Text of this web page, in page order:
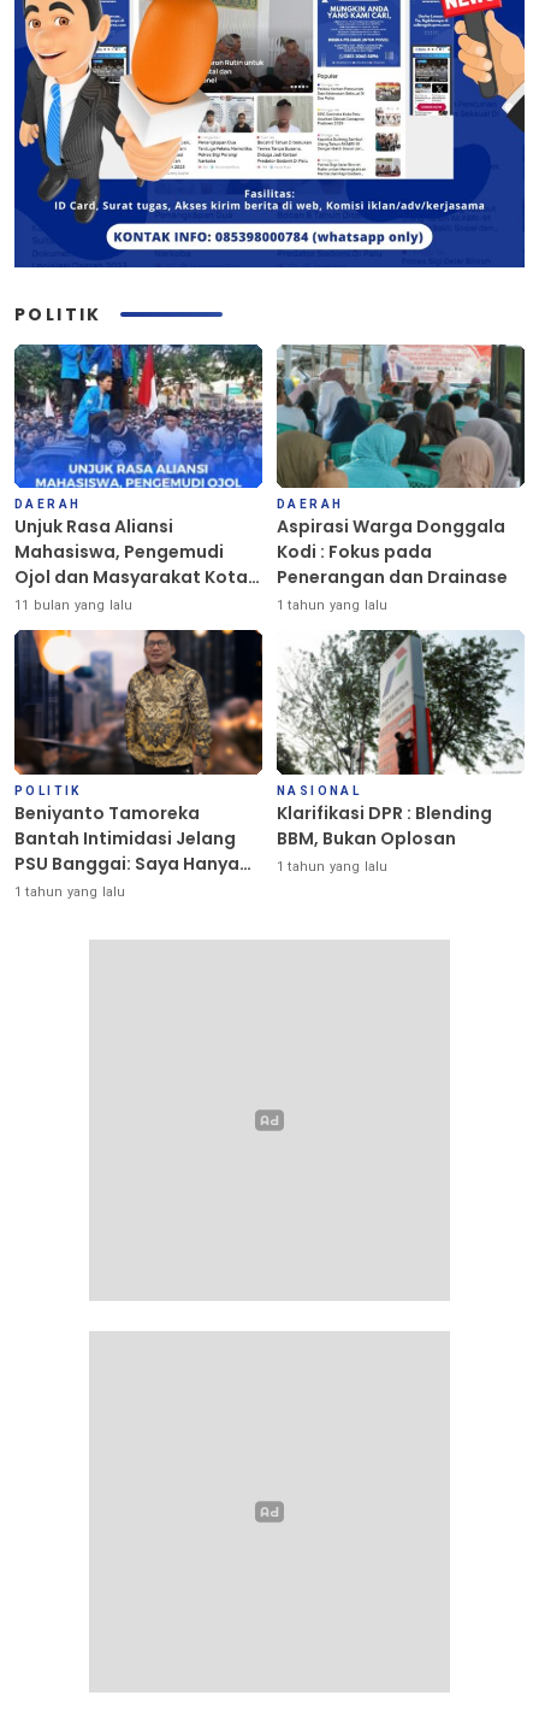
POLITIK
DAERAH
Unjuk Rasa Aliansi
Mahasiswa, Pengemudi
Ojol dan Masyarakat Kota
Palu Berlangsung Damai
11 bulan yang lalu
DAERAH
Aspirasi Warga Donggala
Kodi : Fokus pada
Penerangan dan Drainase
1 tahun yang lalu
POLITIK
Beniyanto Tamoreka
Bantah Intimidasi Jelang
PSU Banggai: Saya Hanya
Ingin Redakan Suasana
1 tahun yang lalu
NASIONAL
Klarifikasi DPR : Blending
BBM, Bukan Oplosan
1 tahun yang lalu